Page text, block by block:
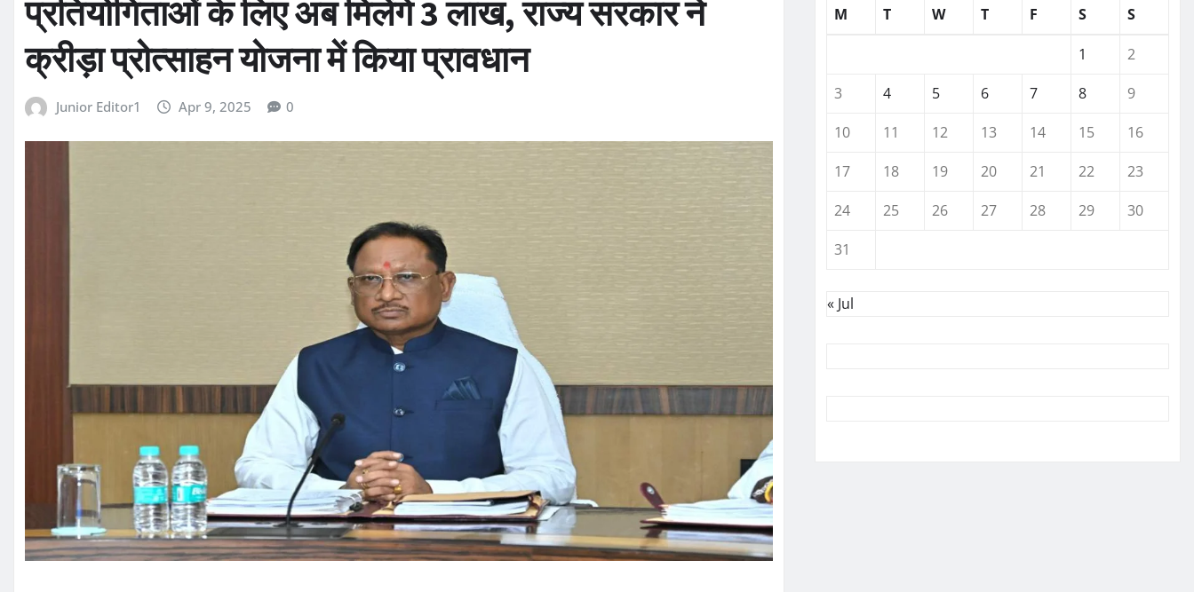
प्रतियोगिताओं के लिए अब मिलेंगे 3 लाख, राज्य सरकार ने
क्रीड़ा प्रोत्साहन योजना में किया प्रावधान
Junior Editor1 Apr 9, 2025 0
M
T W T F S S
1
2
3
4 5 6 7 8
9
10
11 12 13 14 15
16
17
18 19 20 21 22
23
24
25 26 27 28 29
30
31
« Jul